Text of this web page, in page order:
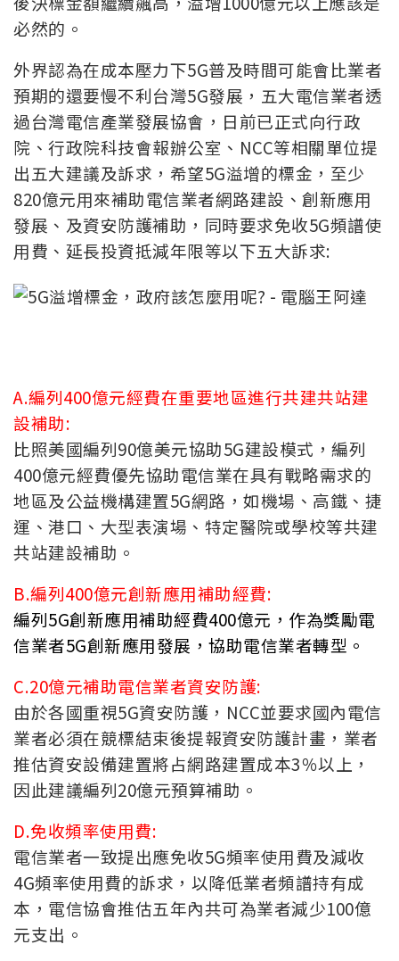
必然的。
外界認為在成本壓力下5G普及時間可能會比業者
預期的還要慢不利台灣5G發展，五大電信業者透
過台灣電信產業發展協會，日前已正式向行政
院、行政院科技會報辦公室、NCC等相關單位提
出五大建議及訴求，希望5G溢增的標金，至少
820億元用來補助電信業者網路建設、創新應用
發展、及資安防護補助，同時要求免收5G頻譜使
用費、延長投資抵減年限等以下五大訴求:
A.編列400億元經費在重要地區進行共建共站建
設補助:
比照美國編列90億美元協助5G建設模式，編列
400億元經費優先協助電信業在具有戰略需求的
地區及公益機構建置5G網路，如機場、高鐵、捷
運、港口、大型表演場、特定醫院或學校等共建
共站建設補助。
B.編列400億元創新應用補助經費:
編列5G創新應用補助經費400億元，作為獎勵電
信業者5G創新應用發展，協助電信業者轉型。
C.20億元補助電信業者資安防護:
由於各國重視5G資安防護，NCC並要求國內電信
業者必須在競標結束後提報資安防護計畫，業者
推估資安設備建置將占網路建置成本3％以上，
因此建議編列20億元預算補助。
D.免收頻率使用費:
電信業者一致提出應免收5G頻率使用費及減收
4G頻率使用費的訴求，以降低業者頻譜持有成
本，電信協會推估五年內共可為業者減少100億
元支出。